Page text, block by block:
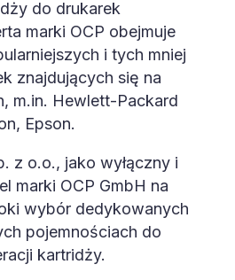
do drukarek
marki OCP obejmuje
i tych mniej
znajdujących się na
m.in. Hewlett-Packard
Epson.
z o.o., jako wyłączny i
marki OCP GmbH na
wybór dedykowanych
pojemnościach do
kartridży.